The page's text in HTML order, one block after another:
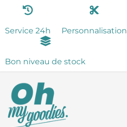
contenu
Service 24h Personnalisation
Bon niveau de stock